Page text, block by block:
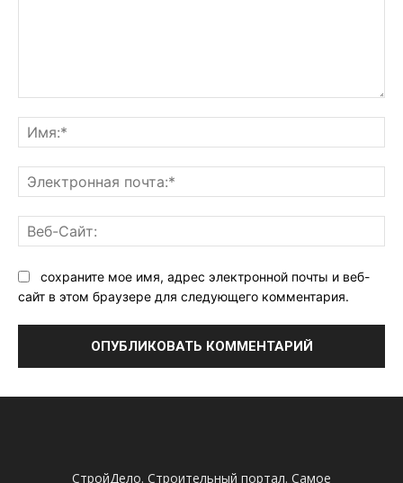
сохраните мое имя, адрес электронной почты и веб-
сайт в этом браузере для следующего комментария.
СтройДело. Строительный портал. Самое